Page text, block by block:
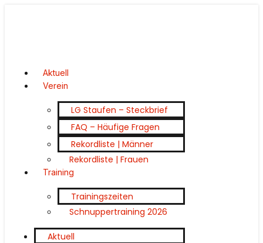
Aktuell
Verein
LG Staufen – Steckbrief
FAQ – Häufige Fragen
Rekordliste | Männer
Rekordliste | Frauen
Training
Trainingszeiten
Schnuppertraining 2026
Aktuell